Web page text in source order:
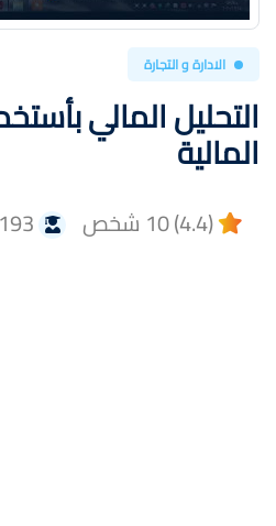
الادارة و التجارة
التحليل المالي
المالية
(4.4) 10 شخص 193 طالب